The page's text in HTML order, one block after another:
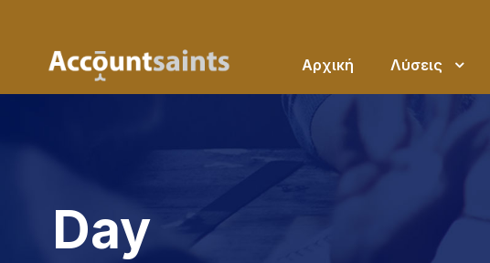
Αρχική Λύσεις
Day